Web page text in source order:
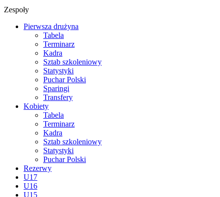
Zespoły
Pierwsza drużyna
Tabela
Terminarz
Kadra
Sztab szkoleniowy
Statystyki
Puchar Polski
Sparingi
Transfery
Kobiety
Tabela
Terminarz
Kadra
Sztab szkoleniowy
Statystyki
Puchar Polski
Rezerwy
U17
U16
U15